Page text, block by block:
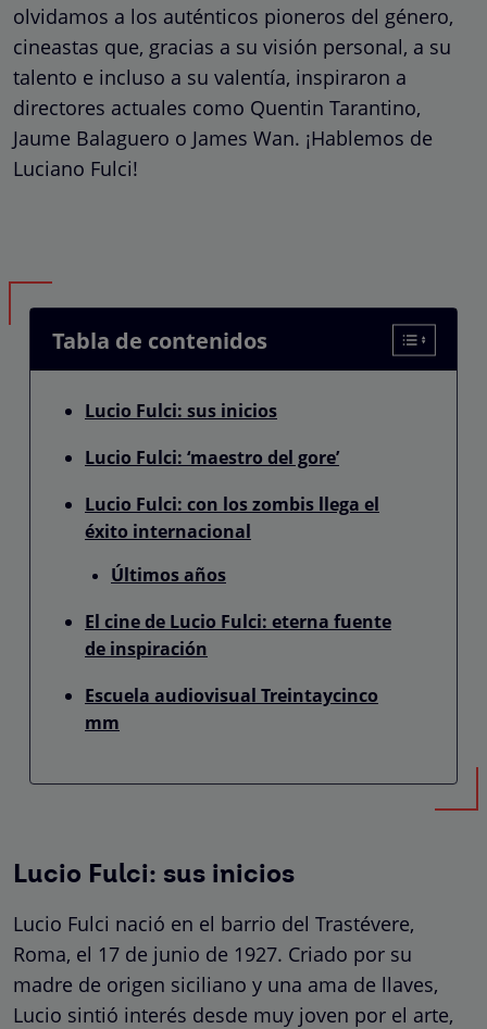
olvidamos a los auténticos pioneros del género,
cineastas que, gracias a su visión personal, a su
talento e incluso a su valentía, inspiraron a
directores actuales como Quentin Tarantino,
Jaume Balaguero o James Wan. ¡Hablemos de
Luciano Fulci!
Tabla de contenidos
Lucio Fulci: sus inicios
Lucio Fulci: ‘maestro del gore’
Lucio Fulci: con los zombis llega el
éxito internacional
Últimos años
El cine de Lucio Fulci: eterna fuente
de inspiración
Escuela audiovisual Treintaycinco
mm
Lucio Fulci: sus inicios
Lucio Fulci nació en el barrio del Trastévere,
Roma, el 17 de junio de 1927. Criado por su
madre de origen siciliano y una ama de llaves,
Lucio sintió interés desde muy joven por el arte,